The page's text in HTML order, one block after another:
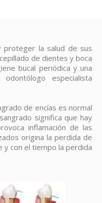
proteger la salud de sus
de dientes y boca
bucal periódica y una
especialista
de encías es normal
significa que hay
inflamación de las
origina la perdida de
con el tiempo la perdida